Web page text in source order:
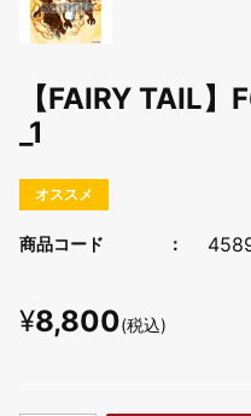
【FAIRY TAIL
_1
オススメ
商品コード
¥8,800(税込)